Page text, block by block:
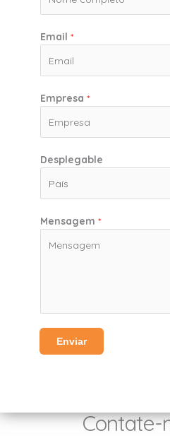
Contate-
Email *
Empresa *
Desplegable
Mensagem *
Enviar